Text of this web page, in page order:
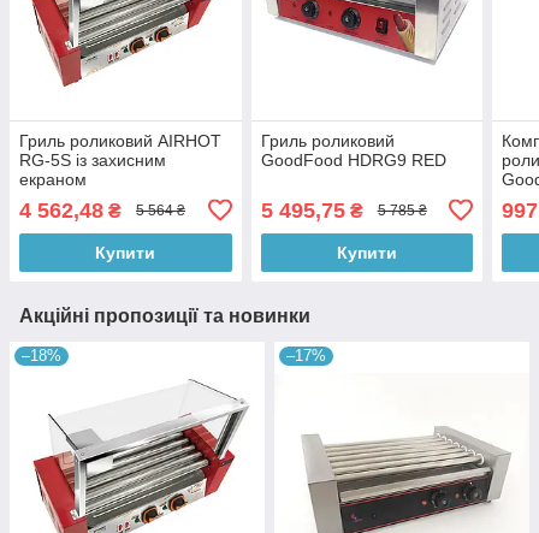
Гриль роликовий AIRHOT
RG-5S із захисним
екраном
4 562,48 ₴ 5 564 ₴
Купити
Гриль роликовий
GoodFood HDRG9 RED
5 495,75₴ 5 785 ₴
Купити
Акційні пропозиції та новинки
–18% –17%